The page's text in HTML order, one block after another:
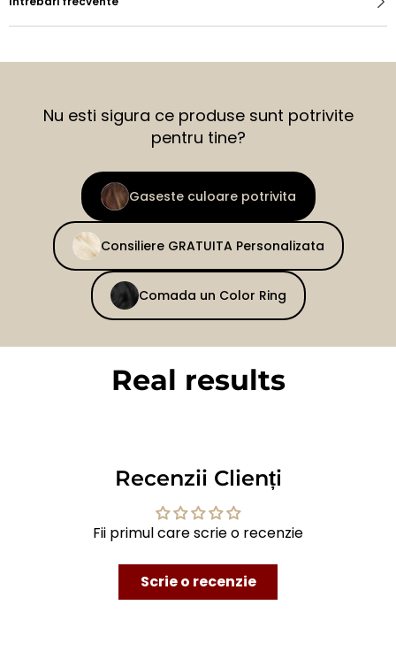
Nu esti sigura ce produse sunt potrivite
pentru tine?
Gaseste culoare potrivita
Consiliere GRATUITA Personalizata
Comada un Color Ring
Real results
Recenzii Clienți
Fii primul care scrie o recenzie
Scrie o recenzie